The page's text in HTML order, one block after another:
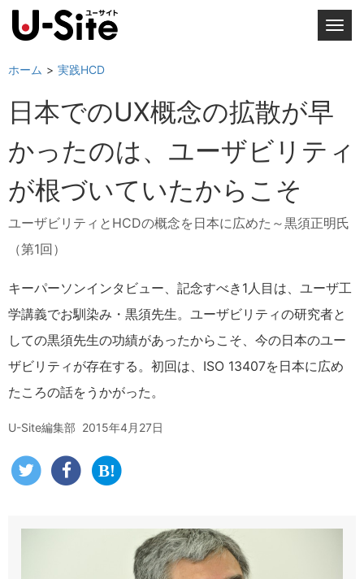
T
g
i
n
ホーム 実践HCD
日本でのUX概念の拡散が早
かったのは、ユーザビリティ
が根づいていたからこそ
ユーザビリティとHCDの概念を日本に広めた～黒須正明氏
（第1回）
キーパーソンインタビュー、記念すべき1人目は、ユーザ工
学講義でお馴染み・黒須先生。ユーザビリティの研究者と
しての黒須先生の功績があったからこそ、今の日本のユー
ザビリティが存在する。初回は、ISO 13407を日本に広め
たころの話をうかがった。
U-Site編集部 2015年4月27日